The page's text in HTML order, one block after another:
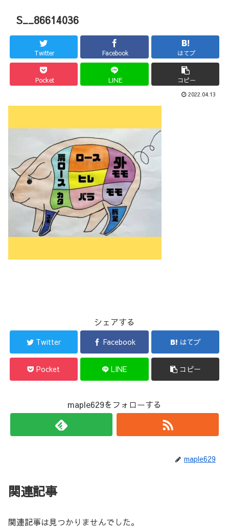
S__86614036
Twitter Facebook はてブ
Pocket LINE コピー
2022.04.13
シェアする
Twitter Facebook はてブ
Pocket LINE コピー
maple629をフォローする
maple629
関連記事
関連記事は見つかりませんでした。